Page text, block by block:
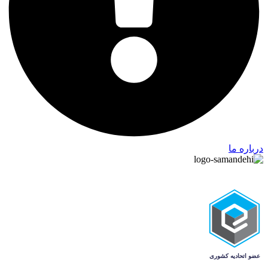
درباره ما